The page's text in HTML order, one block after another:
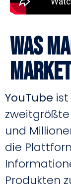
Was
YouTube
zweitgrößte
und
die
Produkten